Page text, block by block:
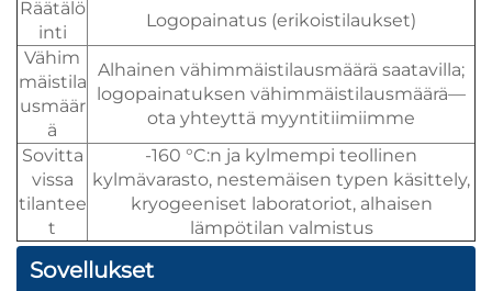
Räätälö
inti
Logopainatus (erikoistilaukset)
Vähim
mäistila
usmäär
ä
Alhainen vähimmäistilausmäärä saatavilla;
logopainatuksen vähimmäistilausmäärä—
ota yhteyttä myyntitiimiimme
Sovitta
vissa
tilantee
t
-160 °C:n ja kylmempi teollinen
kylmävarasto, nestemäisen typen käsittely,
kryogeeniset laboratoriot, alhaisen
lämpötilan valmistus
Sovellukset